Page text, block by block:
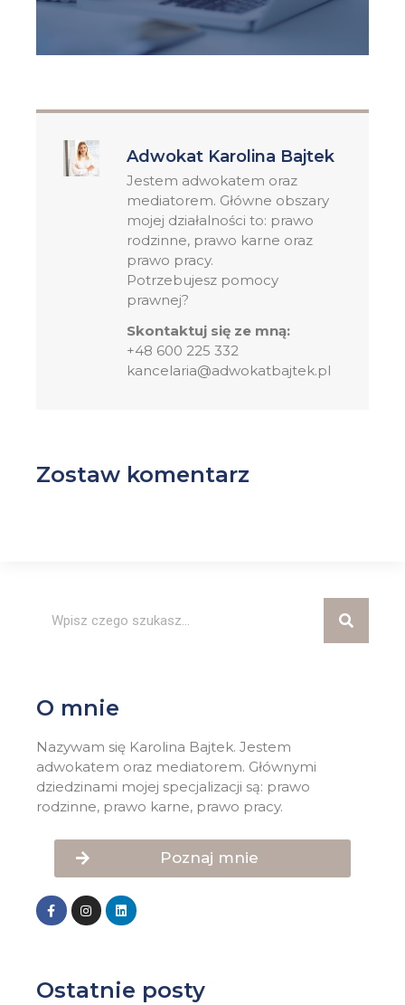
Adwokat Karolina Bajtek
Jestem adwokatem oraz
mediatorem. Główne obszary
mojej działalności to: prawo
rodzinne, prawo karne oraz
prawo pracy.
Potrzebujesz pomocy
prawnej?
Skontaktuj się ze mną:
+48 600 225 332
kancelaria@adwokatbajtek.pl
Zostaw komentarz
O mnie
Nazywam się Karolina Bajtek. Jestem
adwokatem oraz mediatorem. Głównymi
dziedzinami mojej specjalizacji są: prawo
rodzinne, prawo karne, prawo pracy.
Poznaj mnie
Ostatnie posty